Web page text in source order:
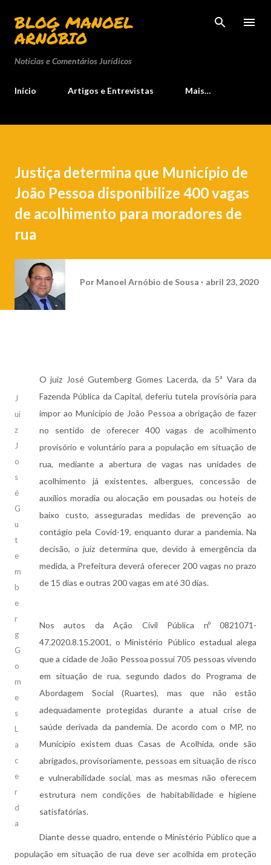
Pular para o conteúdo principal
BLOG MANOEL
ARNÓBIO
Notícias e Comentários Jurídicos
Início Artigos e Entrevistas Mais…
Justiça determina que Município de
João Pessoa disponibilize 400 vagas
de acolhimento para moradores de
rua
Por Manoel Arnóbio de Sousa abril 23, 2020
J
ui
z
J
o
s
é
G
u
t
e
m
b
e
r
g
G
o
m
e
s
L
a
c
e
r
d
a
O juiz José Gutemberg Gomes Lacerda, da 5ª Vara da
Fazenda Pública da Capital, deferiu tutela provisória para
impor ao Município de João Pessoa a obrigação de fazer
no sentido de oferecer 400 vagas de acolhimento
provisório e voluntário para a população em situação de
rua, mediante a abertura de vagas nas unidades de
acolhimento já existentes, albergues, concessão de
auxílios moradia ou alocação em pousadas ou hoteis de
baixo custo, asseguradas medidas de prevenção ao
contágio pela Covid-19, enquanto durar a pandemia. Na
decisão, o juiz determina que, devido à emergência da
medida, a Prefeitura deverá oferecer 200 vagas no prazo
de 15 dias e outras 200 vagas em até 30 dias.
Nos autos da Ação Civil Pública nº 0821071-
47.2020.8.15.2001, o Ministério Público estadual alega
que a cidade de João Pessoa possui 705 pessoas vivendo
em situação de rua, segundo dados do Programa de
Abordagem Social (Ruartes), mas que não estão
adequadamente protegidas durante a atual crise de
saúde derivada da pandemia. De acordo com o MP, no
Município existem duas Casas de Acolhida, onde são
abrigados, provisoriamente, pessoas em situação de risco
e vulnerabilidade social, mas as mesmas não oferecem
estrutura nem condições de habitabilidade e higiene
satisfatórias.
Diante desse quadro, entende o Ministério Público que a
população em situação de rua deve ser acolhida em proteção